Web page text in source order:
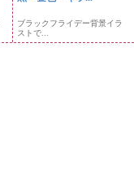
ブラックフライデー背景イラ
ストで...